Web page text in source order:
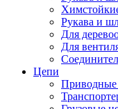
Рукава и
Для
Для
Цепи
Приводные